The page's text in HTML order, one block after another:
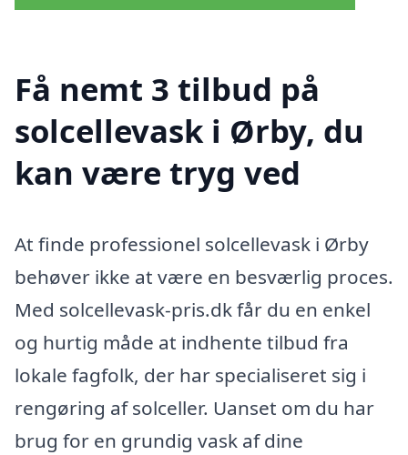
Få nemt 3 tilbud på
solcellevask i Ørby, du
kan være tryg ved
At finde professionel solcellevask i Ørby
behøver ikke at være en besværlig proces.
Med solcellevask-pris.dk får du en enkel
og hurtig måde at indhente tilbud fra
lokale fagfolk, der har specialiseret sig i
rengøring af solceller. Uanset om du har
brug for en grundig vask af dine